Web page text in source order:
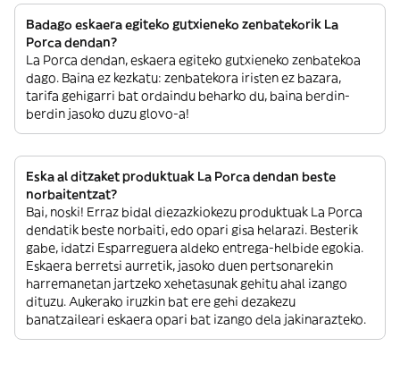
Badago eskaera egiteko gutxieneko zenbatekorik La
Porca dendan?
La Porca dendan, eskaera egiteko gutxieneko zenbatekoa
dago. Baina ez kezkatu: zenbatekora iristen ez bazara,
tarifa gehigarri bat ordaindu beharko du, baina berdin-
berdin jasoko duzu glovo-a!
Eska al ditzaket produktuak La Porca dendan beste
norbaitentzat?
Bai, noski! Erraz bidal diezazkiokezu produktuak La Porca
dendatik beste norbaiti, edo opari gisa helarazi. Besterik
gabe, idatzi Esparreguera aldeko entrega-helbide egokia.
Eskaera berretsi aurretik, jasoko duen pertsonarekin
harremanetan jartzeko xehetasunak gehitu ahal izango
dituzu. Aukerako iruzkin bat ere gehi dezakezu
banatzaileari eskaera opari bat izango dela jakinarazteko.